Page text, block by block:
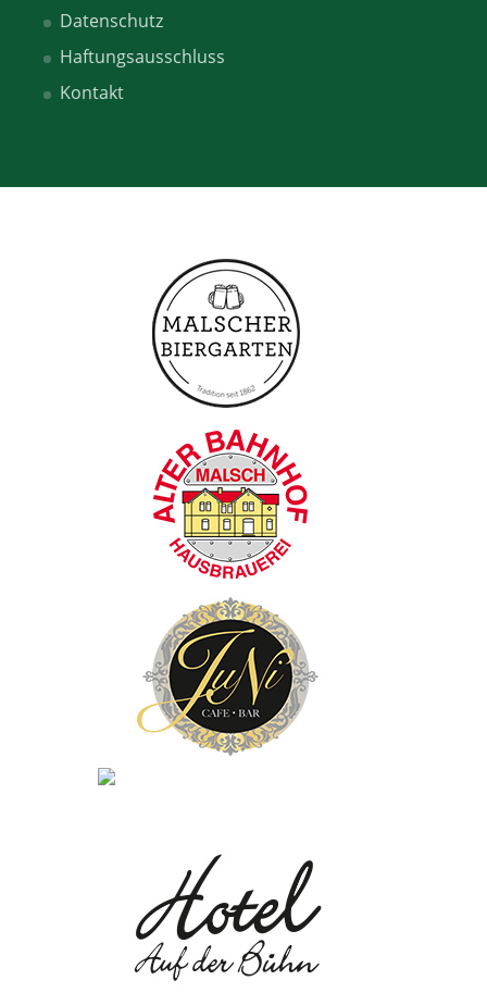
Datenschutz
Haftungsausschluss
Kontakt